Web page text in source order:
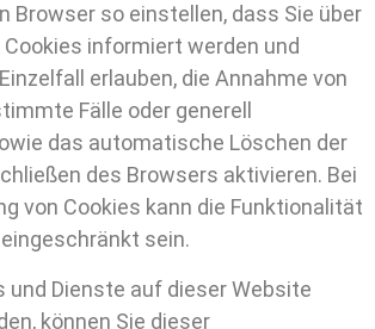
Browser so einstellen, dass Sie über
informiert werden und
erlauben, die Annahme von
Fälle oder generell
das automatische Löschen der
des Browsers aktivieren. Bei
von Cookies kann die Funktionalität
sein.
und Dienste auf dieser Website
können Sie dieser